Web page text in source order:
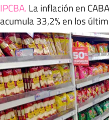
IPCBA. La inflación en
acumula 33,2% en los